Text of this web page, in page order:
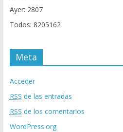
Ayer: 2807
Todos: 8205162
Meta
Acceder
RSS de las entradas
RSS de los comentarios
WordPress.org